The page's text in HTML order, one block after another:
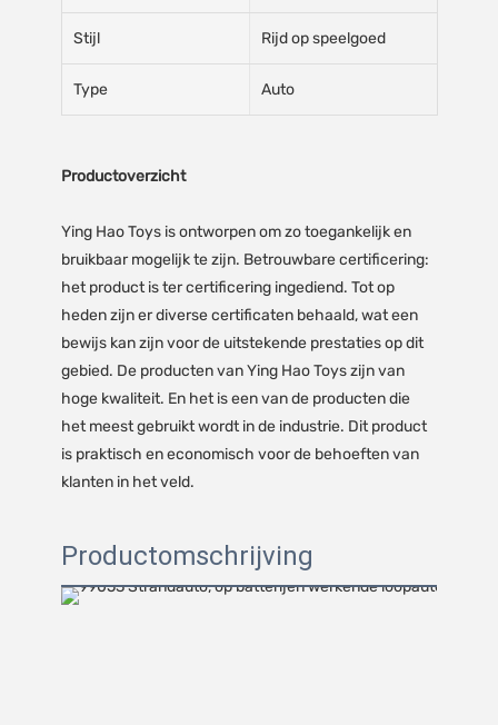
Stijl Rijd op speelgoed
Type Auto
Productoverzicht
Ying Hao Toys is ontworpen om zo toegankelijk en
bruikbaar mogelijk te zijn. Betrouwbare certificering:
het product is ter certificering ingediend. Tot op
heden zijn er diverse certificaten behaald, wat een
bewijs kan zijn voor de uitstekende prestaties op dit
gebied. De producten van Ying Hao Toys zijn van
hoge kwaliteit. En het is een van de producten die
het meest gebruikt wordt in de industrie. Dit product
is praktisch en economisch voor de behoeften van
klanten in het veld.
Productomschrijving